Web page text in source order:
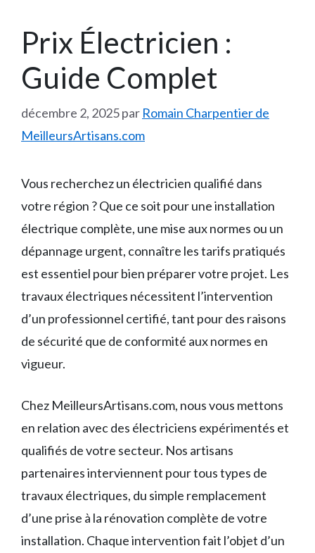
Prix Électricien :
Guide Complet
décembre 2, 2025par Romain Charpentier de
MeilleursArtisans.com
Vous recherchez un électricien qualifié dans
votre région ? Que ce soit pour une installation
électrique complète, une mise aux normes ou un
dépannage urgent, connaître les tarifs pratiqués
est essentiel pour bien préparer votre projet. Les
travaux électriques nécessitent l’intervention
d’un professionnel certifié, tant pour des raisons
de sécurité que de conformité aux normes en
vigueur.
Chez MeilleursArtisans.com, nous vous mettons
en relation avec des électriciens expérimentés et
qualifiés de votre secteur. Nos artisans
partenaires interviennent pour tous types de
travaux électriques, du simple remplacement
d’une prise à la rénovation complète de votre
installation. Chaque intervention fait l’objet d’un